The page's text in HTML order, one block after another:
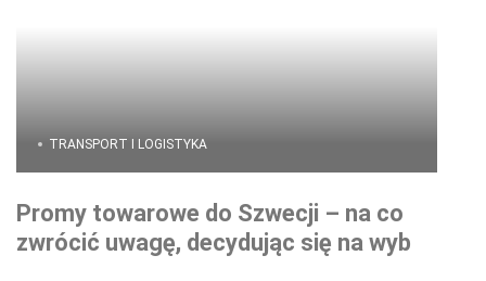
TRANSPORT I LOGISTYKA
Promy towarowe do Szwecji – na co
zwrócić uwagę, decydując się na wybór